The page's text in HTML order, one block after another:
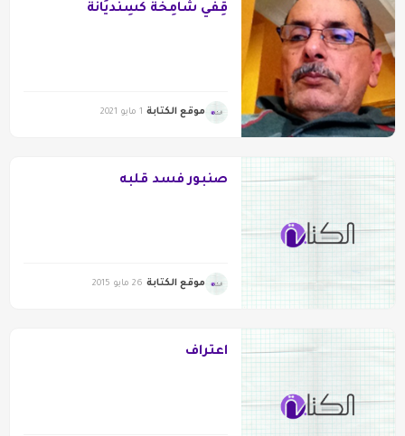
قِفي شَامِخةً كسِنْديَانَة
موقع الكتابة 1 مايو 2021
صنبور فسد قلبه
موقع الكتابة 26 مايو 2015
اعتراف